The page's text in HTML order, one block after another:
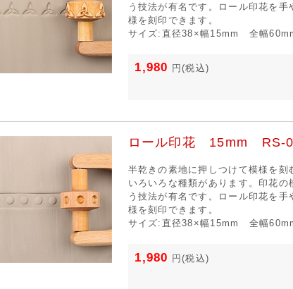
う技法が有名です。ロール印花を
様を刻印できます。
サイズ:直径38×幅15mm 全幅
1,980 円(税込)
ロール印花 15mm RS-
半乾きの素地に押しつけて模様を
いろいろな種類があります。印花
う技法が有名です。ロール印花を
様を刻印できます。
サイズ:直径38×幅15mm 全幅
1,980 円(税込)